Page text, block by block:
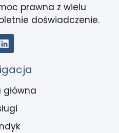
prawna z wielu
doświadczenie.
główna